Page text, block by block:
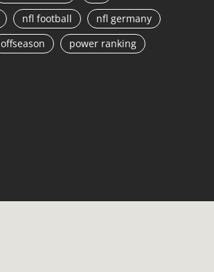
nfl football
nfl germany
offseason
power ranking